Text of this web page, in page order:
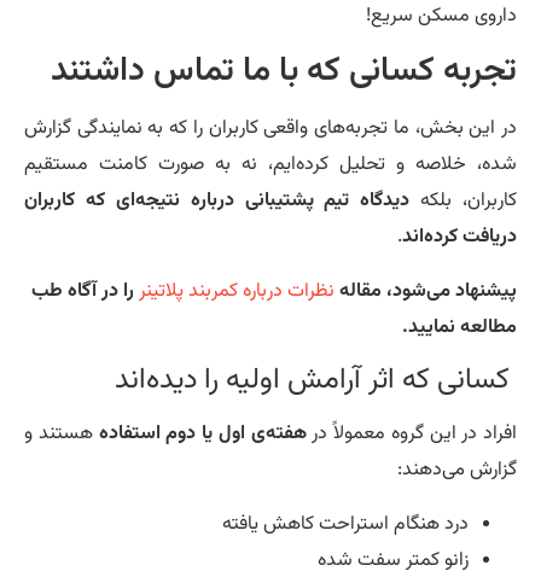
مسکن سریع!
کسانی که با ما تماس داشتند
این بخش، ما تجربه‌های واقعی کاربران را که به نمایندگی گزارش
خلاصه و تحلیل کرده‌ایم، نه به صورت کامنت مستقیم
بلکهدیدگاه تیم پشتیبانی درباره نتیجه‌ای که کاربران
کرده‌اند.
می‌شود، مقالهنظرات درباره کمربند پلاتینررا در آگاه طب
نمایید.
که اثر آرامش اولیه را دیده‌اند
در این گروه معمولاً درهفته‌ی اول یا دوم استفادههستند و
می‌دهند:
درد هنگام استراحت کاهش یافته
زانو کمتر سفت شده